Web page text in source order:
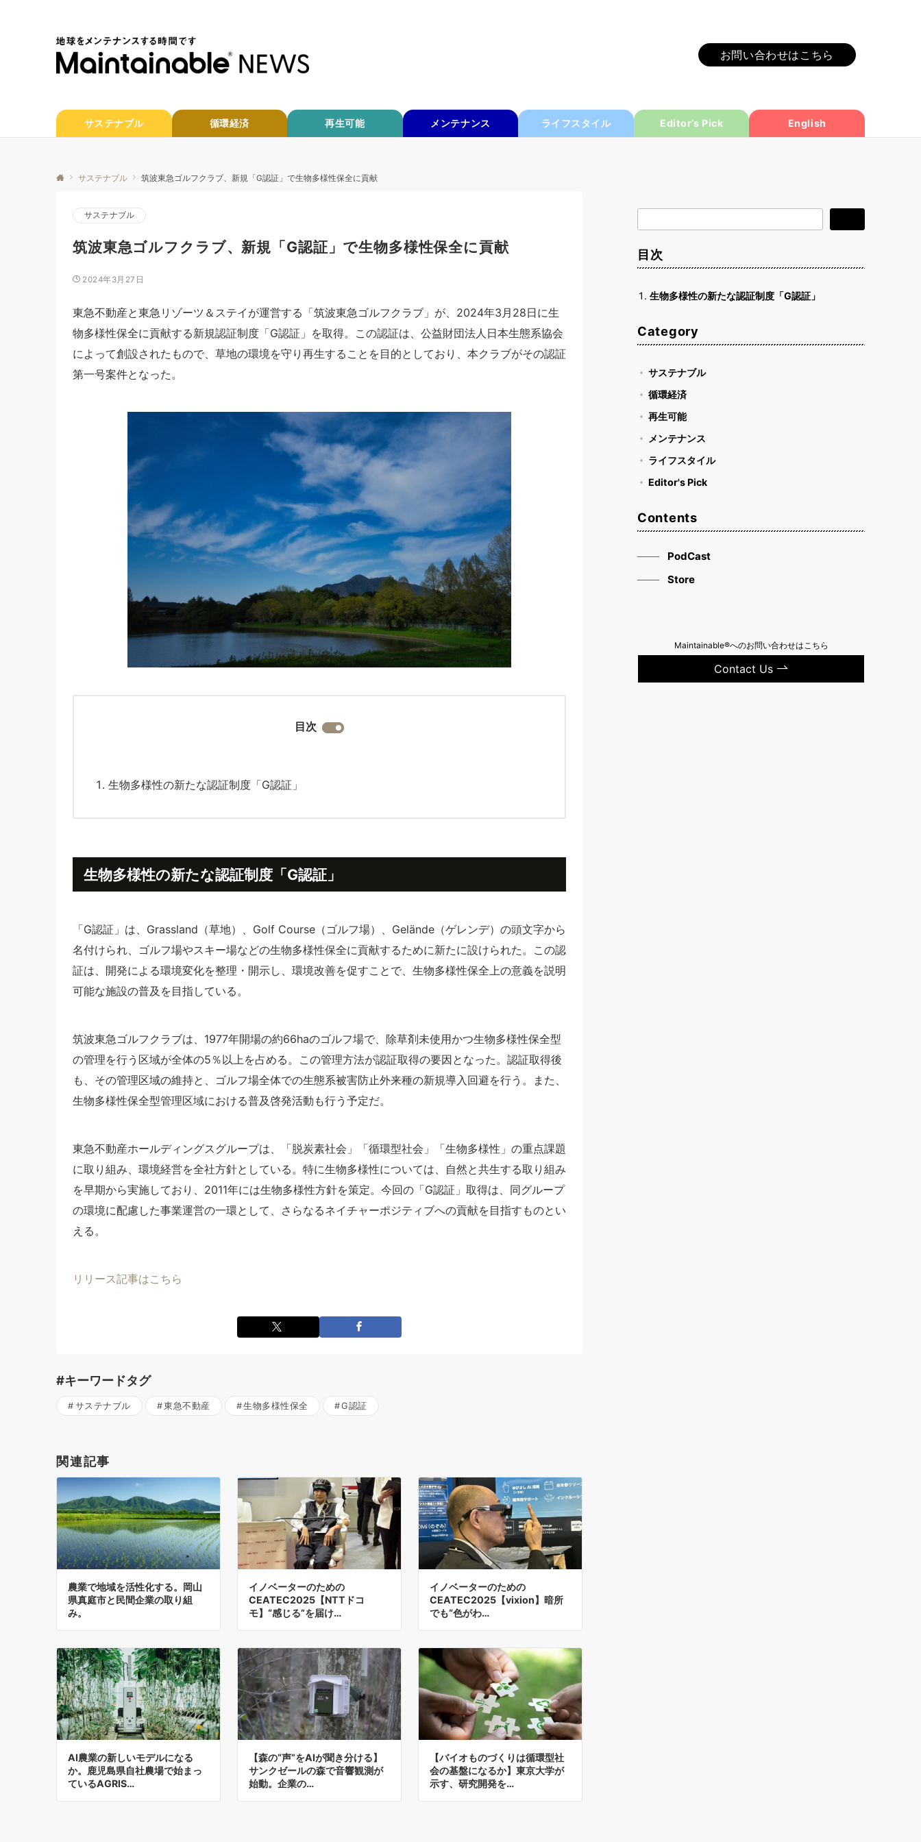
お問い合わせはこちら
サステナブル 循環経済 再生可能 メンテナンス ライフスタイル Editor’s Pick English
サステナブル 筑波東急ゴルフクラブ、新規「G認証」で生物多様性保全に貢献
サステナブル
筑波東急ゴルフクラブ、新規「G認証」で生物多様性保全に貢献
2024年3月27日
東急不動産と東急リゾーツ＆ステイが運営する「筑波東急ゴルフクラブ」が、2024年3月28日に生
物多様性保全に貢献する新規認証制度「G認証」を取得。この認証は、公益財団法人日本生態系協会
によって創設されたもので、草地の環境を守り再生することを目的としており、本クラブがその認証
第一号案件となった。
目次
生物多様性の新たな認証制度「G認証」
生物多様性の新たな認証制度「G認証」
「G認証」は、Grassland（草地）、Golf Course（ゴルフ場）、Gelände（ゲレンデ）の頭文字から
名付けられ、ゴルフ場やスキー場などの生物多様性保全に貢献するために新たに設けられた。この認
証は、開発による環境変化を整理・開示し、環境改善を促すことで、生物多様性保全上の意義を説明
可能な施設の普及を目指している。
筑波東急ゴルフクラブは、1977年開場の約66haのゴルフ場で、除草剤未使用かつ生物多様性保全型
の管理を行う区域が全体の5％以上を占める。この管理方法が認証取得の要因となった。認証取得後
も、その管理区域の維持と、ゴルフ場全体での生態系被害防止外来種の新規導入回避を行う。また、
生物多様性保全型管理区域における普及啓発活動も行う予定だ。
東急不動産ホールディングスグループは、「脱炭素社会」「循環型社会」「生物多様性」の重点課題
に取り組み、環境経営を全社方針としている。特に生物多様性については、自然と共生する取り組み
を早期から実施しており、2011年には生物多様性方針を策定。今回の「G認証」取得は、同グループ
の環境に配慮した事業運営の一環として、さらなるネイチャーポジティブへの貢献を目指すものとい
える。
リリース記事はこちら
#キーワードタグ
サステナブル 東急不動産 生物多様性保全 G認証
関連記事
農業で地域を活性化する。岡山
県真庭市と民間企業の取り組
み。
イノベーターのための
CEATEC2025【NTTドコ
モ】“感じる”を届け…
イノベーターのための
CEATEC2025【vixion】暗所
でも“色がわ…
AI農業の新しいモデルになる
か。鹿児島県自社農場で始まっ
ているAGRIS…
【森の“声”をAIが聞き分ける】
サンクゼールの森で音響観測が
始動。企業の…
【バイオものづくりは循環型社
会の基盤になるか】東京大学が
示す、研究開発を…
索
目次
生物多様性の新たな認証制度「G認証」
Category
サステナブル
循環経済
再生可能
メンテナンス
ライフスタイル
Editor's Pick
Contents
PodCast
Store
Maintainable®へのお問い合わせはこちら
Contact Us